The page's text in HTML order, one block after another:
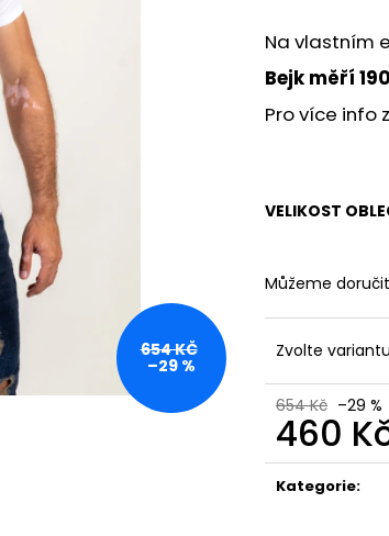
Na vlastním
Bejk měří
Pro více info
VELIKOST
Můžeme
Zvolte variantu
654 Kč –29 %
460
Měrná
cena:
Kategorie:
654 KČ
–29 %
JFAM MASSIVE ROLL 2.0
1 890 Kč
1